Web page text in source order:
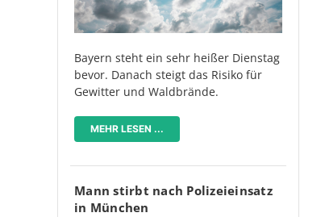
Bayern steht ein sehr heißer Dienstag
bevor. Danach steigt das Risiko für
Gewitter und Waldbrände.
MEHR LESEN ...
Mann stirbt nach Polizeieinsatz
in München